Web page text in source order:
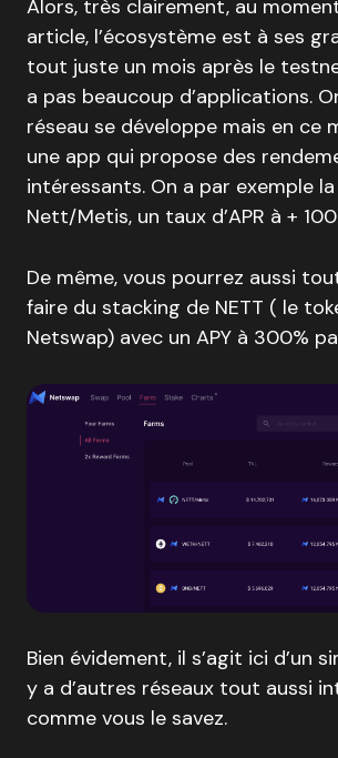
Alors, très clairement, au
article, l’écosystème est à ses
tout juste un mois après le
a pas beaucoup d’applications.
réseau se développe mais en ce
une app qui propose des
intéressants. On a par exemple
Nett/Metis, un taux d’APR à +
De même, vous pourrez aussi
faire du stacking de NETT ( le
Netswap) avec un APY à 300%
Bien évidement, il s’agit ici d’un
y a d’autres réseaux tout aussi
comme vous le savez.